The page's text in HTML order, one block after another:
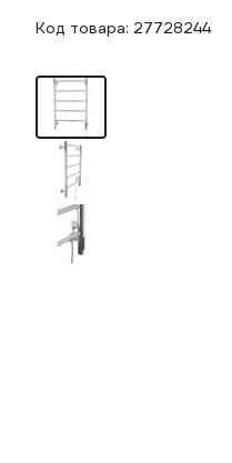
Код товара: 27728244